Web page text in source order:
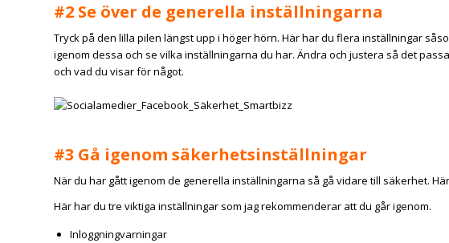
#2 Se över de generella inställningarna
Tryck på den lilla pilen längst upp i höger hörn. Här har du flera inställningar
igenom dessa och se vilka inställningarna du har. Ändra och justera så det
och vad du visar för något.
#3 Gå igenom säkerhetsinställningar
När du har gått igenom de generella inställningarna så gå vidare till säkerhet.
Här har du tre viktiga inställningar som jag rekommenderar att du går igenom.
Inloggningvarningar